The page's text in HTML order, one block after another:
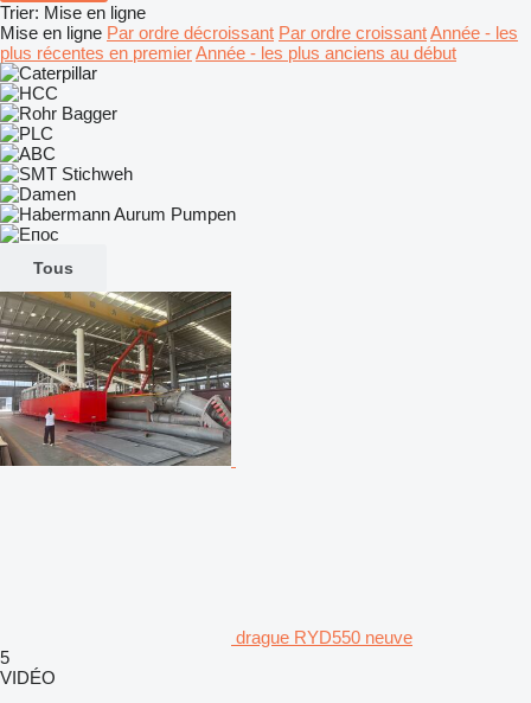
Trier: Mise en ligne
Mise en ligne Par ordre décroissant Par ordre croissantAnnée - les
plus récentes en premierAnnée - les plus anciens au début
Tous
drague RYD550 neuve
5
VIDÉO